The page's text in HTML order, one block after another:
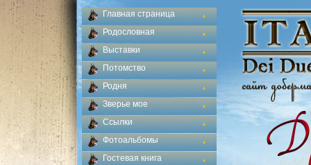
Главная страница
Родословная
Выставки
Потомство
Родня
Зверье мое
Ссылки
Фотоальбомы
Гостевая книга